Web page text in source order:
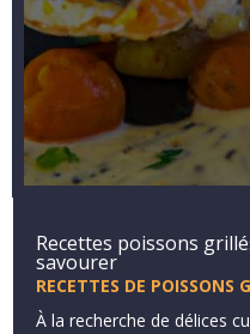
Recettes poissons
savourer
RECETTES DE POISSONS
À la recherche de délices